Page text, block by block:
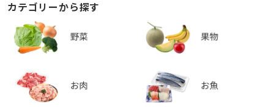
カテゴリーから探す